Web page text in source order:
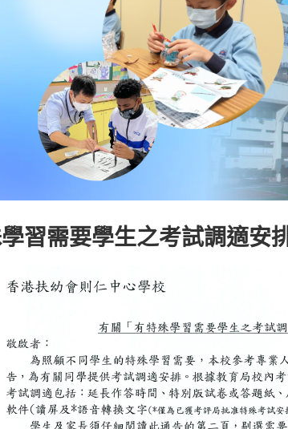
習需要學生之考試調適安